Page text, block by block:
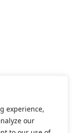
experience,
our